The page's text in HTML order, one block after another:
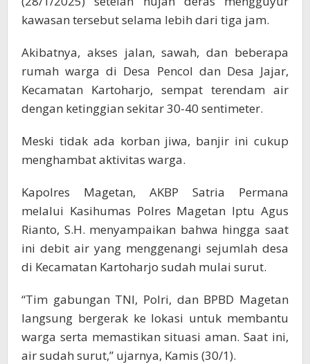
kawasan tersebut selama lebih dari tiga jam.
Akibatnya, akses jalan, sawah, dan beberapa
rumah warga di Desa Pencol dan Desa Jajar,
Kecamatan Kartoharjo, sempat terendam air
dengan ketinggian sekitar 30-40 sentimeter.
Meski tidak ada korban jiwa, banjir ini cukup
menghambat aktivitas warga.
Kapolres Magetan, AKBP Satria Permana
melalui Kasihumas Polres Magetan Iptu Agus
Rianto, S.H. menyampaikan bahwa hingga saat
ini debit air yang menggenangi sejumlah desa
di Kecamatan Kartoharjo sudah mulai surut.
“Tim gabungan TNI, Polri, dan BPBD Magetan
langsung bergerak ke lokasi untuk membantu
warga serta memastikan situasi aman. Saat ini,
air sudah surut,” ujarnya, Kamis (30/1).